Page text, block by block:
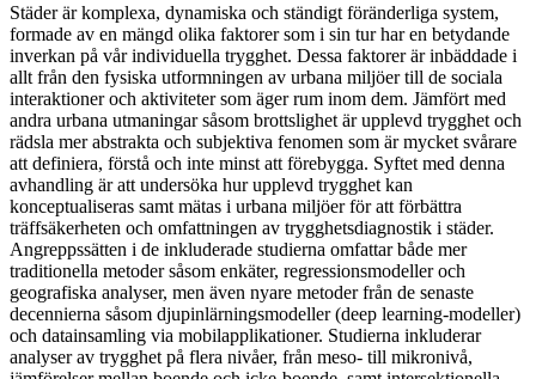
Städer är komplexa, dynamiska och ständigt föränderliga system,
formade av en mängd olika faktorer som i sin tur har en betydande
inverkan på vår individuella trygghet. Dessa faktorer är inbäddade i
allt från den fysiska utformningen av urbana miljöer till de sociala
interaktioner och aktiviteter som äger rum inom dem. Jämfört med
andra urbana utmaningar såsom brottslighet är upplevd trygghet och
rädsla mer abstrakta och subjektiva fenomen som är mycket svårare
att definiera, förstå och inte minst att förebygga. Syftet med denna
avhandling är att undersöka hur upplevd trygghet kan
konceptualiseras samt mätas i urbana miljöer för att förbättra
träffsäkerheten och omfattningen av trygghetsdiagnostik i städer.
Angreppssätten i de inkluderade studierna omfattar både mer
traditionella metoder såsom enkäter, regressionsmodeller och
geografiska analyser, men även nyare metoder från de senaste
decennierna såsom djupinlärningsmodeller (deep learning-modeller)
och datainsamling via mobilapplikationer. Studierna inkluderar
analyser av trygghet på flera nivåer, från meso- till mikronivå,